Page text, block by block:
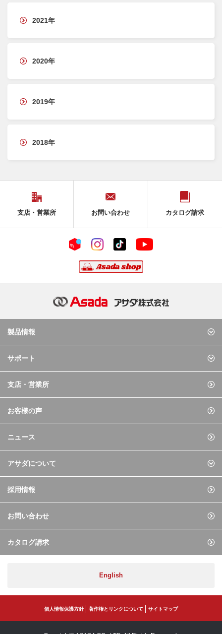
2021年
2020年
2019年
2018年
支店・営業所 お問い合わせ カタログ請求
製品情報
サポート
支店・営業所
お客様の声
ニュース
アサダについて
採用情報
お問い合わせ
カタログ請求
English
個人情報保護方針 著作権とリンクについて サイトマップ